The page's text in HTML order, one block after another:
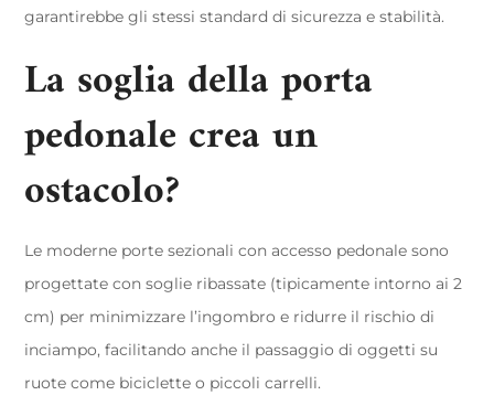
garantirebbe gli stessi standard di sicurezza e stabilità.
La soglia della porta
pedonale crea un
ostacolo?
Le moderne porte sezionali con accesso pedonale sono
progettate con soglie ribassate (tipicamente intorno ai 2
cm) per minimizzare l’ingombro e ridurre il rischio di
inciampo, facilitando anche il passaggio di oggetti su
ruote come biciclette o piccoli carrelli.